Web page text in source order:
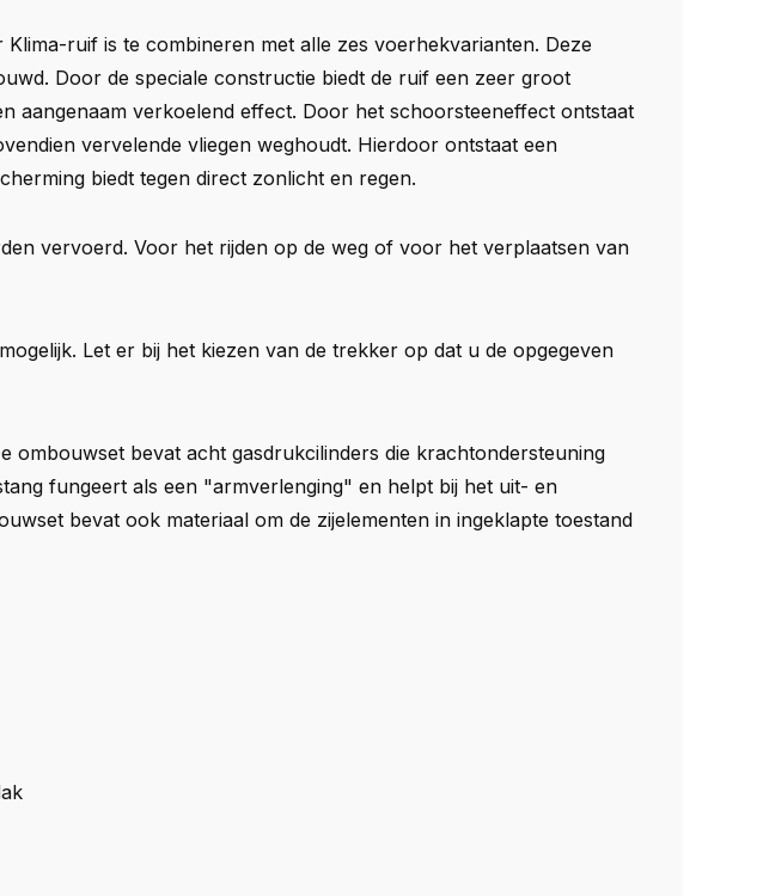
ruif is te combineren met alle zes voerhekvarianten. Deze
Door de speciale constructie biedt de ruif een zeer groot
aangenaam verkoelend effect. Door het schoorsteeneffect ontstaat
vervelende vliegen weghoudt. Hierdoor ontstaat een
biedt tegen direct zonlicht en regen.
vervoerd. Voor het rijden op de weg of voor het verplaatsen van
Let er bij het kiezen van de trekker op dat u de opgegeven
ombouwset bevat acht gasdrukcilinders die krachtondersteuning
fungeert als een "armverlenging" en helpt bij het uit- en
bevat ook materiaal om de zijelementen in ingeklapte toestand